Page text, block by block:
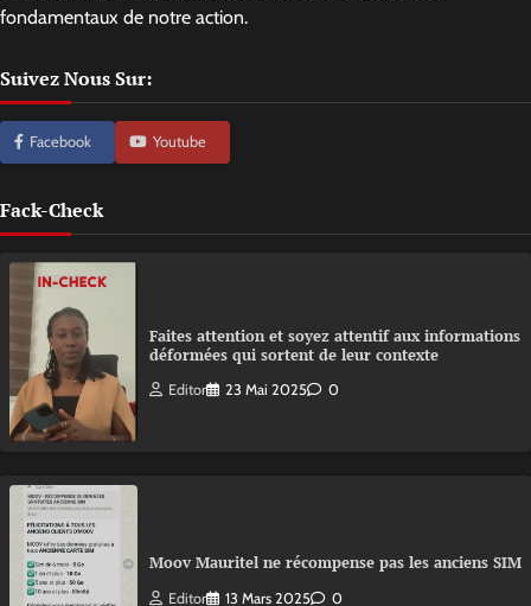
fondamentaux de notre action.
Suivez Nous Sur:
Facebook Youtube
Fack-Check
Faites attention et soyez attentif aux informations
déformées qui sortent de leur contexte
Editor 23 Mai 2025 0
Moov Mauritel ne récompense pas les anciens SIM
Editor 13 Mars 2025 0